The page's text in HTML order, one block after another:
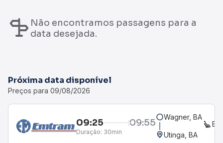
Não encontramos passagens para a
data desejada.
Próxima data disponível
Preços para 09/08/2026
09:25 09:55
Duração: 30min
Wagner, BA
Utinga, BA